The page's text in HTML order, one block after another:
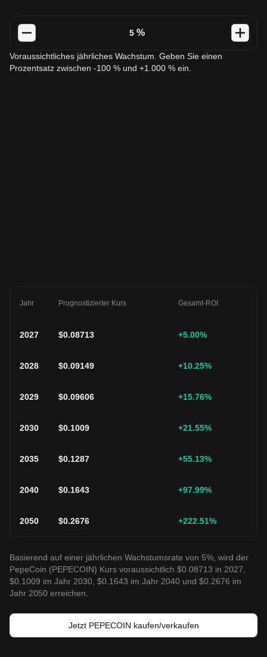
%
Voraussichtliches jährliches Wachstum. Geben Sie einen
Prozentsatz zwischen -100 % und +1.000 % ein.
Jahr Prognostizierter Kurs Gesamt-ROI
2027 $0.08713 +5.00%
2028 $0.09149 +10.25%
2029 $0.09606 +15.76%
2030 $0.1009 +21.55%
2035 $0.1287 +55.13%
2040 $0.1643 +97.99%
2050 $0.2676 +222.51%
Basierend auf einer jährlichen Wachstumsrate von 5%, wird der
PepeCoin (PEPECOIN) Kurs voraussichtlich $0.08713 in 2027,
$0.1009 im Jahr 2030, $0.1643 im Jahr 2040 und $0.2676 im
Jahr 2050 erreichen.
Jetzt PEPECOIN kaufen/verkaufen